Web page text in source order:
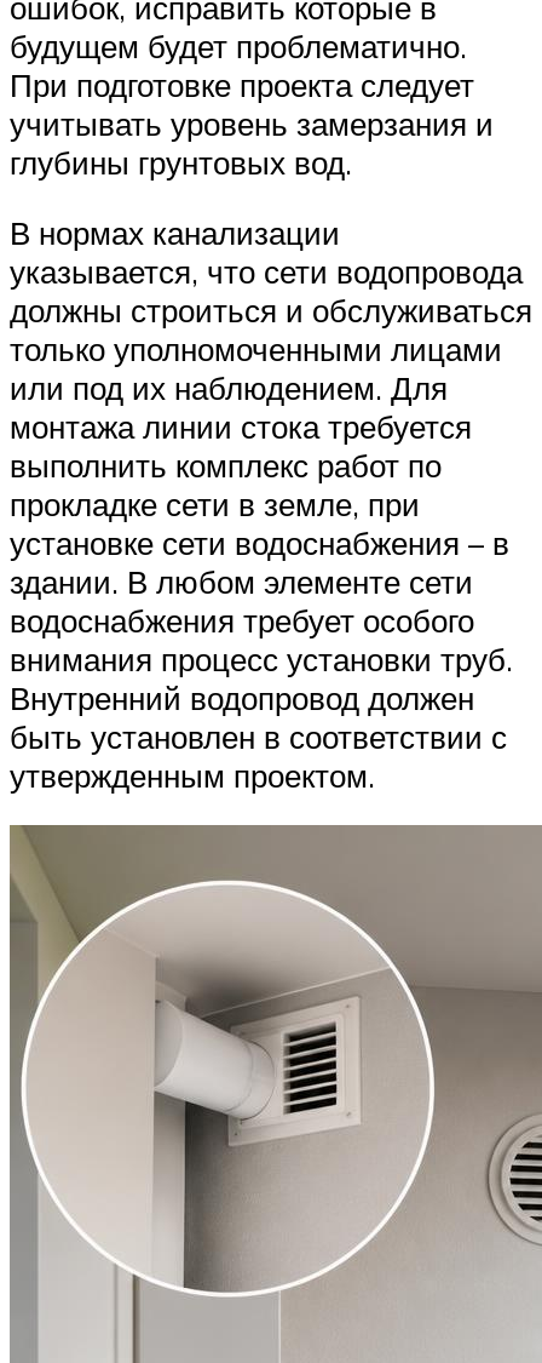
будущем будет проблематично.
При подготовке проекта следует
учитывать уровень замерзания и
глубины грунтовых вод.
В нормах канализации
указывается, что сети водопровода
должны строиться и обслуживаться
только уполномоченными лицами
или под их наблюдением. Для
монтажа линии стока требуется
выполнить комплекс работ по
прокладке сети в земле, при
установке сети водоснабжения – в
здании. В любом элементе сети
водоснабжения требует особого
внимания процесс установки труб.
Внутренний водопровод должен
быть установлен в соответствии с
утвержденным проектом.